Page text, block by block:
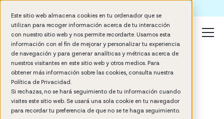
Este sitio web almacena cookies en tu ordenador que se
utilizan para recoger información acerca de tu interacción
con nuestro sitio web y nos permite recordarte. Usamos esta
información con el fin de mejorar y personalizar tu experiencia
de navegación y para generar analíticas y métricas acerca de
nuestros visitantes en este sitio web y otros medios. Para
obtener más información sobre las cookies, consulta nuestra
Política de Privacidad.
Si rechazas, no se hará seguimiento de tu información cuando
visites este sitio web. Se usará una sola cookie en tu navegador
para recordar tu preferencia de que no se te haga seguimiento.
Historias de
impacto real